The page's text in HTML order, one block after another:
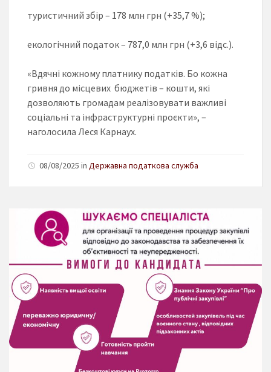
туристичний збiр – 178 млн грн (+35,7 %);
екологічний податок – 787,0 млн грн (+3,6 відс.).
«Вдячні кожному платнику податків. Бо кожна
гривня до місцевих бюджетів – кошти, які
дозволяють громадам реалізовувати важливі
соціальні та інфраструктурні проєкти», –
наголосила Леся Карнаух.
08/08/2025 in Державна податкова служба